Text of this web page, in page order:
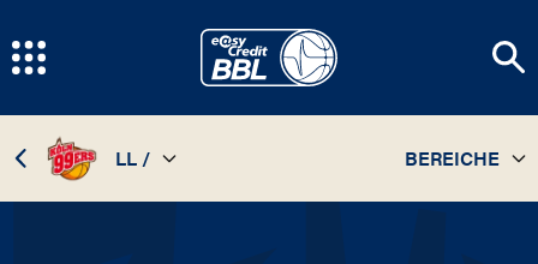
LL /
08 / 09
BEREICHE
TEAM